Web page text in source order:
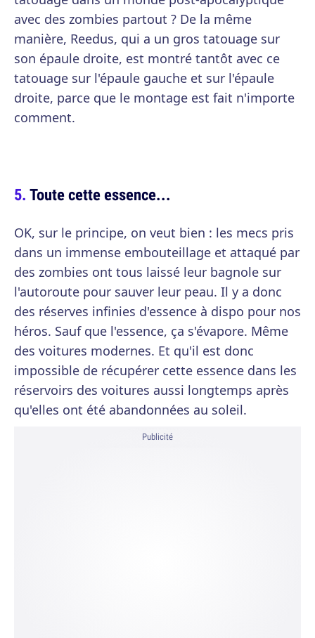
avec des zombies partout ? De la même
manière, Reedus, qui a un gros tatouage sur
son épaule droite, est montré tantôt avec ce
tatouage sur l'épaule gauche et sur l'épaule
droite, parce que le montage est fait n'importe
comment.
Toute cette essence...
OK, sur le principe, on veut bien : les mecs pris
dans un immense embouteillage et attaqué par
des zombies ont tous laissé leur bagnole sur
l'autoroute pour sauver leur peau. Il y a donc
des réserves infinies d'essence à dispo pour nos
héros. Sauf que l'essence, ça s'évapore. Même
des voitures modernes. Et qu'il est donc
impossible de récupérer cette essence dans les
réservoirs des voitures aussi longtemps après
qu'elles ont été abandonnées au soleil.
Publicité